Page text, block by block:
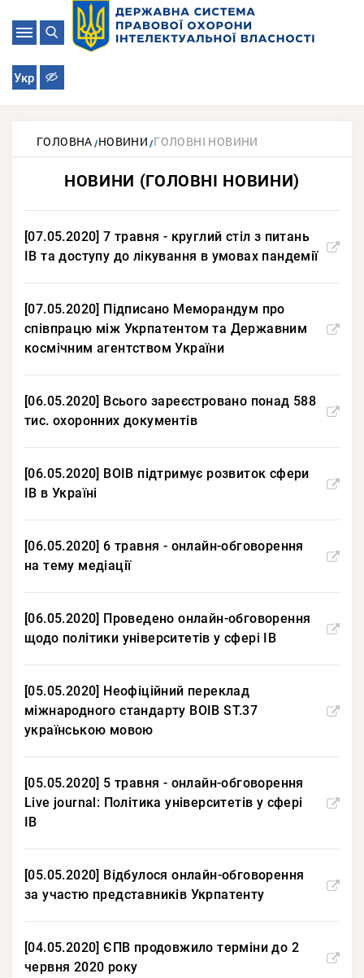
Укр
ГОЛОВНА НОВИНИ ГОЛОВНІ НОВИНИ
НОВИНИ (ГОЛОВНІ НОВИНИ)
[07.05.2020] 7 травня - круглий стіл з питань
ІВ та доступу до лікування в умовах пандемії
[07.05.2020] Підписано Меморандум про
співпрацю між Укрпатентом та Державним
космічним агентством України
[06.05.2020] Всього зареєстровано понад 588
тис. охоронних документів
[06.05.2020] ВОІВ підтримує розвиток сфери
ІВ в Україні
[06.05.2020] 6 травня - онлайн-обговорення
на тему медіації
[06.05.2020] Проведено онлайн-обговорення
щодо політики університетів у сфері ІВ
[05.05.2020] Неофіційний переклад
міжнародного стандарту ВОІВ ST.37
українською мовою
[05.05.2020] 5 травня - онлайн-обговорення
Live journal: Політика університетів у сфері
ІВ
[05.05.2020] Відбулося онлайн-обговорення
за участю представників Укрпатенту
[04.05.2020] ЄПВ продовжило терміни до 2
червня 2020 року